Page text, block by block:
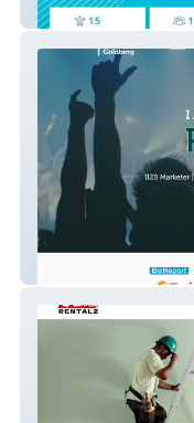
Atlanta Eye Associat
MichaelGoldberg